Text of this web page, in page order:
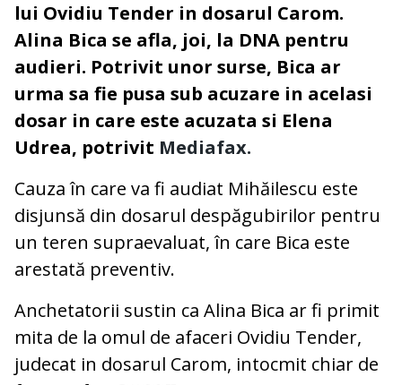
lui Ovidiu Tender in dosarul Carom.
Alina Bica se afla, joi, la DNA pentru
audieri. Potrivit unor surse, Bica ar
urma sa fie pusa sub acuzare in acelasi
dosar in care este acuzata si Elena
Udrea, potrivit Mediafax.
Cauza în care va fi audiat Mihăilescu este
disjunsă din dosarul despăgubirilor pentru
un teren supraevaluat, în care Bica este
arestată preventiv.
Anchetatorii sustin ca Alina Bica ar fi primit
mita de la omul de afaceri Ovidiu Tender,
judecat in dosarul Carom, intocmit chiar de